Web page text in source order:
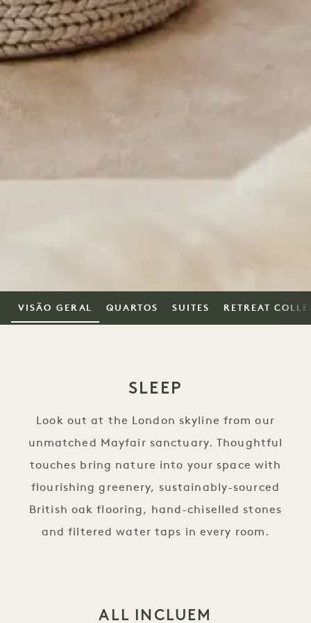
VISÃO GERAL QUARTOS SUITES RETREAT
SLEEP
Look out at the London skyline from our
unmatched Mayfair sanctuary. Thoughtful
touches bring nature into your space with
flourishing greenery, sustainably-sourced
British oak flooring, hand-chiselled stones
and filtered water taps in every room.
ALL INCLUEM